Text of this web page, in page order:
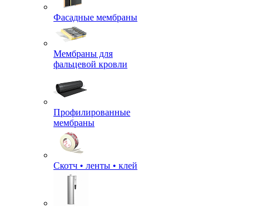
Фасадные мембраны
Мембраны для
фальцевой кровли
Профилированные
мембраны
Скотч • ленты • клей